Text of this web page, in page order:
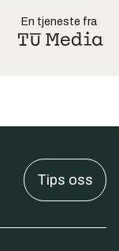
En tjeneste fra
Tips oss